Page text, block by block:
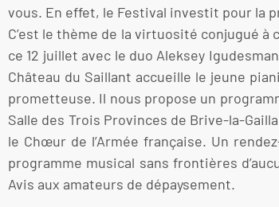
vous. En effet, le Festival investit pour la
C’est le thème de la virtuosité conjugué à
ce 12 juillet avec le duo Aleksey
Château du Saillant accueille le jeune
prometteuse. Il nous propose un
Salle des Trois Provinces de Brive-la-
le Chœur de l’Armée française. Un
programme musical sans frontières
Avis aux amateurs de dépaysement.